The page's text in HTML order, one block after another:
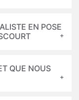
EN POSE
QUE NOUS